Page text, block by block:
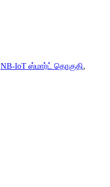
NB-IoT ஸ்மார்ட் தொகுதி,